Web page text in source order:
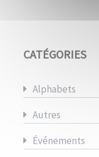
CATÉGORIES
Alphabets
Autres
Événements